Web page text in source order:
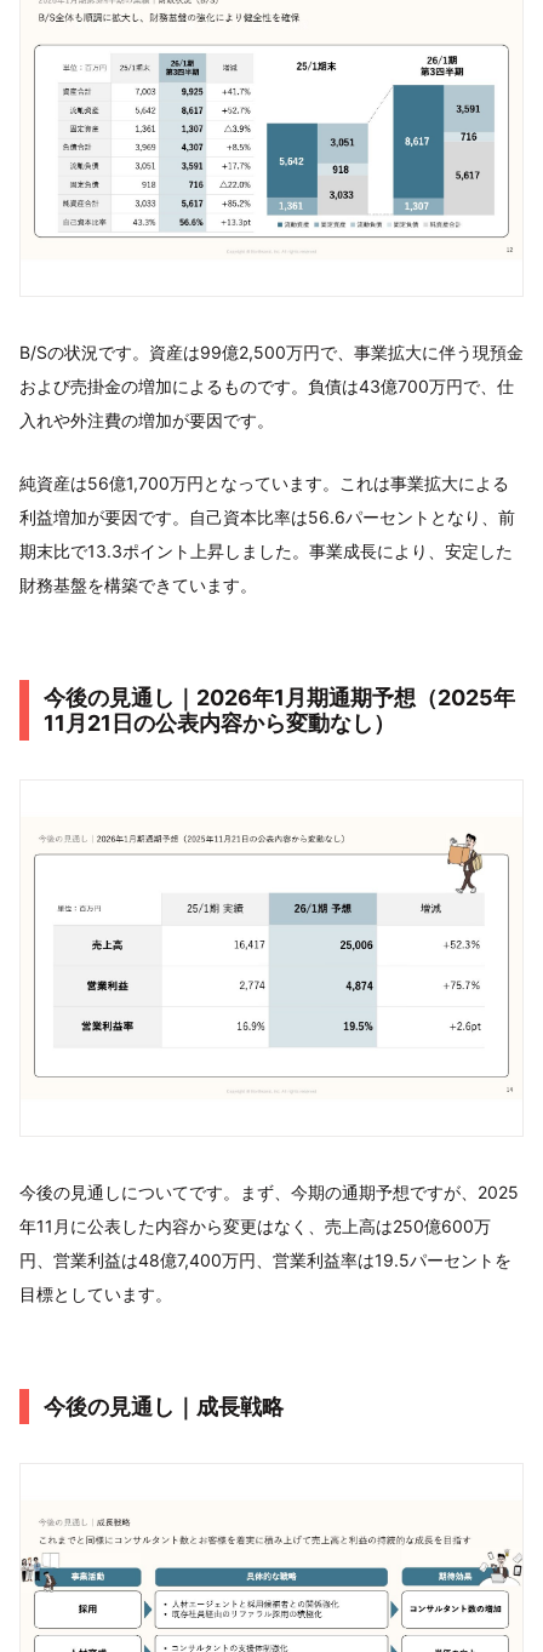
B/Sの状況です。資産は99億2,500万円で、事業拡大に伴う現預金
および売掛金の増加によるものです。負債は43億700万円で、仕
入れや外注費の増加が要因です。
純資産は56億1,700万円となっています。これは事業拡大による
利益増加が要因です。自己資本比率は56.6パーセントとなり、前
期末比で13.3ポイント上昇しました。事業成長により、安定した
財務基盤を構築できています。
今後の見通し｜2026年1月期通期予想（2025年
11月21日の公表内容から変動なし）
今後の見通しについてです。まず、今期の通期予想ですが、2025
年11月に公表した内容から変更はなく、売上高は250億600万
円、営業利益は48億7,400万円、営業利益率は19.5パーセントを
目標としています。
今後の見通し｜成長戦略